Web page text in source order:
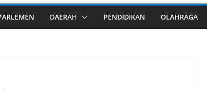
DAERAH PENDIDIKAN OLAHRAGA